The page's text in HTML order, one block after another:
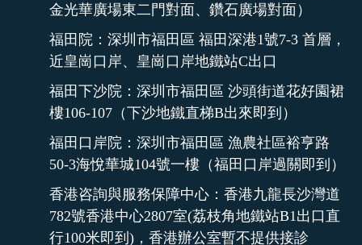
金光華廣場東二門對面、鑽石廣場對面）
福田院：深圳市福田區 福田深港1號7-3 首層，
近皇崗口岸、皇崗口岸地鐵站C出口
福田下沙院：深圳市福田區 沙頭街道花好園裙
樓106-107（下沙地鐵直梯B出來即到）
福田口岸院：深圳市福田區 漁農社區裕亨路
50-3海悅華城104號一樓（福田口岸過關即到）
香港咨詢與服務保障中心：香港九龍長沙灣道
782號香港中心2807室(荔枝角地鐵站B1出口直
行100米即到)，香港辦公室暫不提供接診